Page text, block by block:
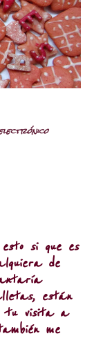
si que es
de
están
tu visita a
me